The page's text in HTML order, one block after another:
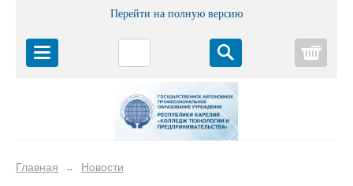
Перейти на полную версию
Главная → Новости